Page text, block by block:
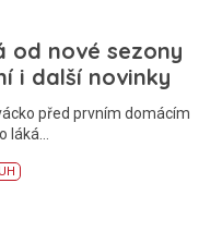
od nové sezony
i další novinky
před prvním domácím
láká…
UH